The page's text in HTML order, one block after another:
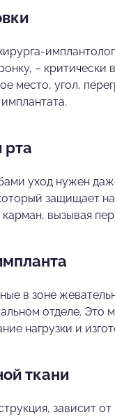
–
место, угол,
рта
уход нужен
защищает
вызывая
в зоне
отделе.
нагрузки и
ткани
зависит